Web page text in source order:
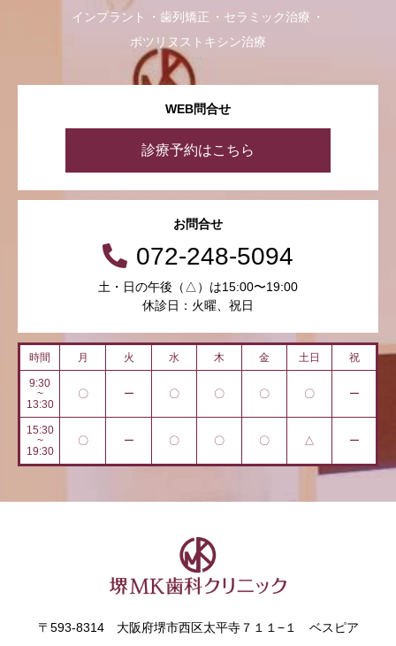
インプラント
歯列矯正
セラミック治療
ボツリヌストキシン治療
WEB問合せ
診療予約はこちら
お問合せ
072-248-5094
土・日の午後（△）は15:00〜19:00
休診日：火曜、祝日
時間 月 火 水 木 金 土日 祝
9:30
~
13:30
〇 ー 〇 〇 〇 〇 ー
15:30
~
19:30
〇 ー 〇 〇 〇 △ ー
〒593-8314 大阪府堺市西区太平寺７１１−１ ベスピア